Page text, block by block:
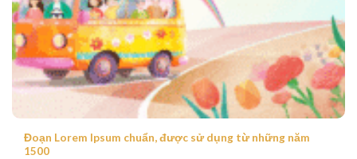
Đoạn Lorem Ipsum chuẩn, được sử dụng từ những năm
1500